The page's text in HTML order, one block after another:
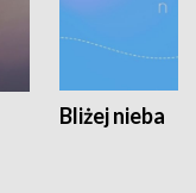
Bliżej nieba